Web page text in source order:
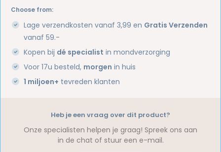
Choose from:
Lage verzendkosten vanaf 3,99 en Gratis Verzenden
vanaf 59.-
Kopen bij dé specialist in mondverzorging
Voor 17u besteld, morgen in huis
1 miljoen+ tevreden klanten
Heb je een vraag over dit product?
Onze specialisten helpen je graag! Spreek ons aan
in de chat of stuur een e-mail.